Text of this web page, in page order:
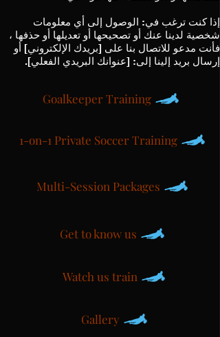
إذا كنت ترغب في: الوصول إلى أي معلومات
شخصية لدينا عنك أو تصحيحها أو تعديلها أو حذفها ،
فأنت مدعو للاتصال بنا على [بريدك الإلكتروني] أو
إرسال بريد إلينا إلى: [عنوانك البريدي الفعلي].
Goalkeeper Training
1-on-1 Private Soccer Training
Multi-Session Packages
Get to know us
Watch us train
Gallery